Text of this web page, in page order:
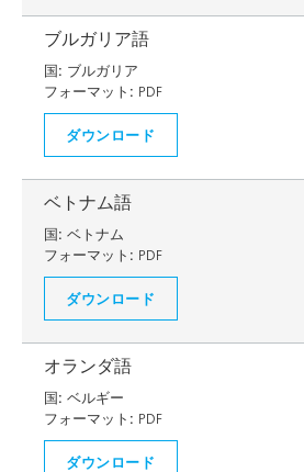
ブルガリア語
国: ブルガリア
フォーマット: PDF
ダウンロード
ベトナム語
国: ベトナム
フォーマット: PDF
ダウンロード
オランダ語
国: ベルギー
フォーマット: PDF
ダウンロード